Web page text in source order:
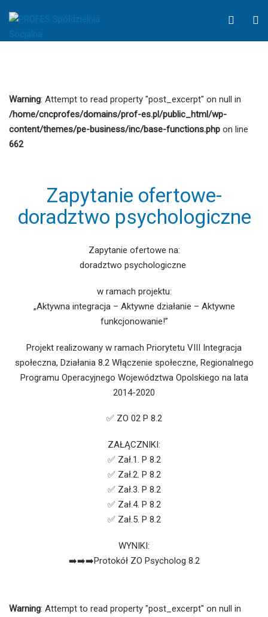
2020
WCAG
Warning: Attempt to read property "post_excerpt" on null in
/home/cncprofes/domains/prof-es.pl/public_html/wp-
content/themes/pe-business/inc/base-functions.php on line
662
Zapytanie ofertowe-
doradztwo psychologiczne
Zapytanie ofertowe na:
doradztwo psychologiczne
w ramach projektu:
„Aktywna integracja – Aktywne działanie – Aktywne
funkcjonowanie!”
Projekt realizowany w ramach Priorytetu VIII Integracja
społeczna, Działania 8.2 Włączenie społeczne, Regionalnego
Programu Operacyjnego Województwa Opolskiego na lata
2014-2020
✅ ZO 02 P 8.2
ZAŁĄCZNIKI:
✅ Zał.1. P 8.2
✅ Zał.2. P 8.2
✅ Zał.3. P 8.2
✅ Zał.4. P 8.2
✅ Zał.5. P 8.2
WYNIKI:
➡️➡️➡️Protokół ZO Psycholog 8.2
Warning: Attempt to read property "post_excerpt" on null in